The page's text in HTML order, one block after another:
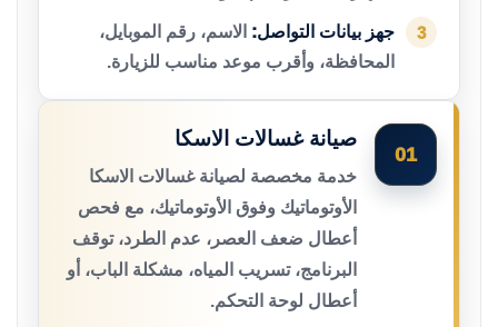
3 جهز بيانات التواصل: الاسم، رقم الموبايل،
المحافظة، وأقرب موعد مناسب للزيارة.
01
صيانة غسالات الاسكا
خدمة مخصصة لصيانة غسالات الاسكا
الأوتوماتيك وفوق الأوتوماتيك، مع فحص
أعطال ضعف العصر، عدم الطرد، توقف
البرنامج، تسريب المياه، مشكلة الباب، أو
أعطال لوحة التحكم.